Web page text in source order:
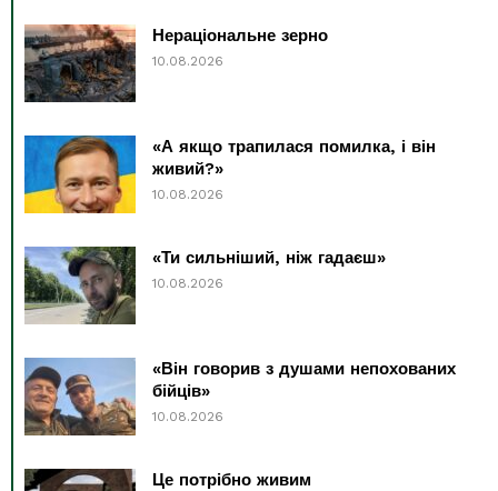
Нераціональне зерно
10.08.2026
«А якщо трапилася помилка, і він
живий?»
10.08.2026
«Ти сильніший, ніж гадаєш»
10.08.2026
«Він говорив з душами непохованих
бійців»
10.08.2026
Це потрібно живим